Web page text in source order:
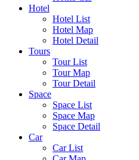
Hotel
Hotel List
Hotel Map
Hotel Detail
Tours
Tour List
Tour Map
Tour Detail
Space
Space List
Space Map
Space Detail
Car
Car List